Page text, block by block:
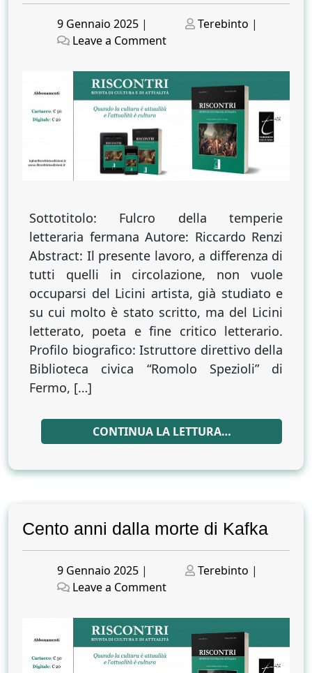
Posted
on
9 Gennaio 2025 |
Posted
Terebinto |
Leave a Commenton
Licini
a
130
nascita
Sottotitolo: Fulcro della temperie
letteraria fermana Autore: Riccardo Renzi
Abstract: Il presente lavoro, a differenza di
tutti quelli in circolazione, non vuole
occuparsi del Licini artista, già studiato e
su cui molto è stato scritto, ma del Licini
letterato, poeta e fine critico letterario.
Profilo biografico: Istruttore direttivo della
Biblioteca civica “Romolo Spezioli” di
Fermo, […]
CONTINUA LA LETTURA…
Cento anni dalla morte di Kafka
Posted
on
9 Gennaio 2025 |
Posted
Terebinto |
Leave a Commenton
anni
dalla
morte